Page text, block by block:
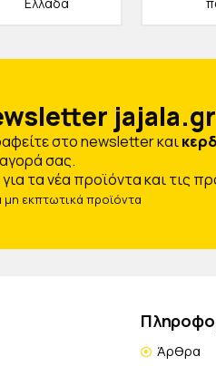
jajala.gr
στο newsletter και
σας.
τα νέα προϊόντα και τις
μη εκπτωτικά προϊόντα
Άρθρα